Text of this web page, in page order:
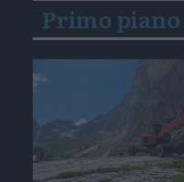
Primo piano